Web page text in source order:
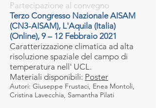
Partecipazione al convegno
Terzo Congresso Nazionale AISAM
(CN3-AISAM), L'Aquila (Italia)
(Online), 9 – 12 Febbraio 2021
Caratterizzazione climatica ad alta
risoluzione spaziale del campo di
temperatura nell' UCL.
Materiali disponibili: Poster
Autori: Giuseppe Frustaci, Enea Montoli,
Cristina Lavecchia, Samantha Pilati